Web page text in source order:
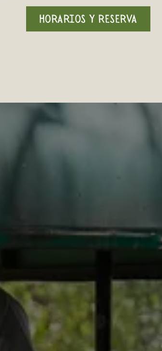
HORARIOS Y RESERVA